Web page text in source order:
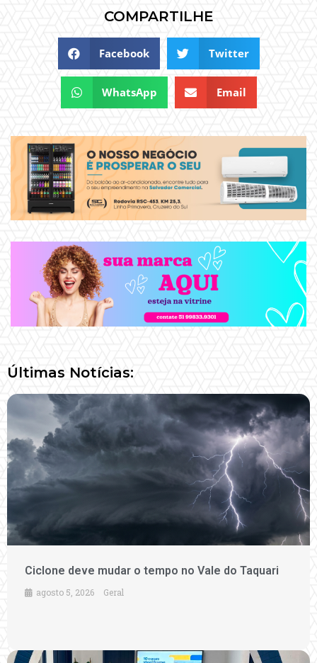
COMPARTILHE
Facebook Twitter
WhatsApp Email
Últimas Notícias:
Ciclone deve mudar o tempo no Vale do Taquari
agosto 5, 2026 Geral